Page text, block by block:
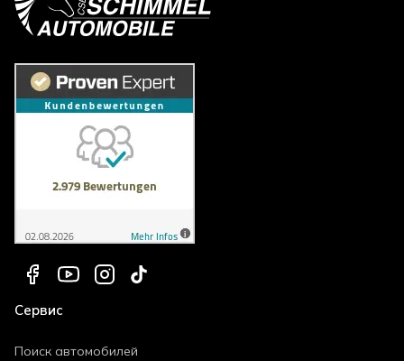
Сервис
Поиск автомобилей